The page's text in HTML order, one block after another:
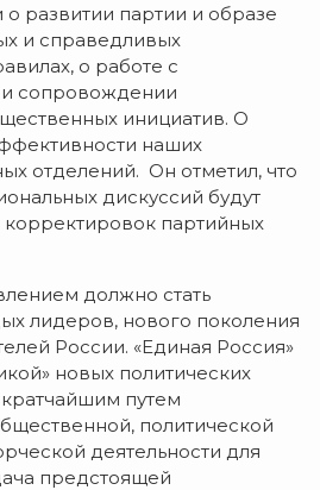
развитии партии и образе
и справедливых
о работе с
сопровождении
инициатив. О
наших
отделений. Он отметил, что
дискуссий будут
корректировок партийных
должно стать
лидеров, нового поколения
России. «Единая Россия»
новых политических
путем
политической
деятельности для
предстоящей